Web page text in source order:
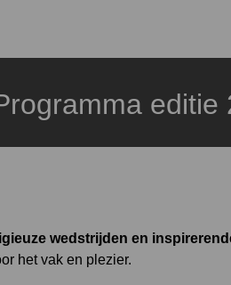
editie
wedstrijden en
het vak en plezier.